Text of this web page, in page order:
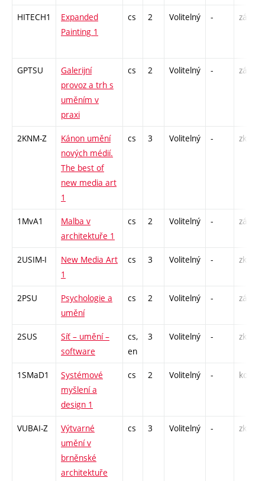
HITECH1
Expanded
Painting 1
cs 2 Volitelný - zá
GPTSU
Galerijní
provoz a trh s
uměním v
praxi
cs 2 Volitelný - zá
2KNM-Z
Kánon umění
nových médií.
The best of
new media art
1
cs 3 Volitelný - zk
1MvA1
Malba v
architektuře 1
cs 2 Volitelný - zá
2USIM-I
New Media Art
1
cs 3 Volitelný - zk
2PSU
Psychologie a
umění
cs 2 Volitelný - zá
2SUS
Síť – umění –
software
cs,
en
3 Volitelný - zk
1SMaD1
Systémové
myšlení a
design 1
cs 2 Volitelný - kol
VUBAI-Z
Výtvarné
umění v
brněnské
architektuře
cs 3 Volitelný - zk